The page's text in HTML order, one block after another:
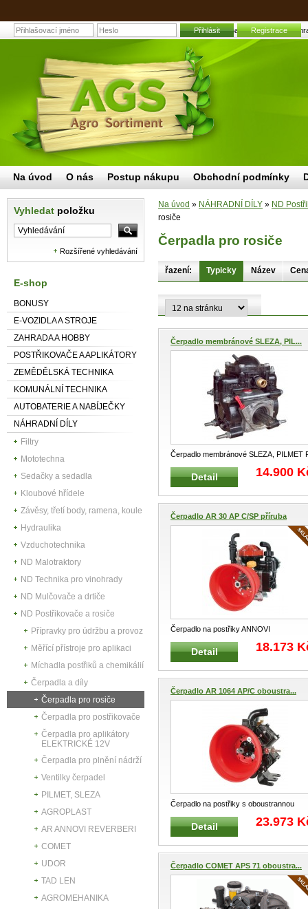
Čerpadla pro rosiče |
Přihlásit Registrace
Vyhledat položku
Rozšířené vyhledávání
E-shop
BONUSY
E-VOZIDLA A STROJE
ZAHRADA A HOBBY
POSTŘIKOVAČE A APLIKÁTORY
ZEMĚDĚLSKÁ TECHNIKA
KOMUNÁLNÍ TECHNIKA
AUTOBATERIE A NABÍJEČKY
NÁHRADNÍ DÍLY
Filtry
Mototechna
Sedačky a sedadla
Kloubové hřídele
Závěsy, třetí body, ramena, koule
Hydraulika
Vzduchotechnika
ND Malotraktory
ND Technika pro vinohrady
ND Mulčovače a drtiče
ND Postřikovače a rosiče
Přípravky pro údržbu a provoz
Měřící přístroje pro aplikaci
Míchadla postřiků a chemikálií
Čerpadla a díly
Čerpadla pro rosiče
Čerpadla pro postřikovače
Čerpadla pro aplikátory
ELEKTRICKÉ 12V
Čerpadla pro plnění nádrží
Ventilky čerpadel
PILMET, SLEZA
AGROPLAST
AR ANNOVI REVERBERI
COMET
UDOR
TAD LEN
AGROMEHANIKA
Na úvod » NÁHRADNÍ DÍLY » ND
rosiče
Čerpadla pro rosiče
řazení: Typicky Název
Čerpadlo membránové SLEZA, PIL...
Čerpadlo membránové SLEZA, PILMET
60 s oboustrannou hřídelí Vhodné
Detail 14.900
Čerpadlo AR 30 AP C/SP příruba
Čerpadlo na postřiky ANNOVI
REVERBERI AR 30 AP C/SP verze
...
Detail 18.173
Čerpadlo AR 1064 AP/C oboustra...
Čerpadlo na postřiky s oboustrannou
hřídelí ANNOVI REVERBERI AR 1064 AP
...
Detail 23.973
Čerpadlo COMET APS 71 oboustra...
Na úvod O nás Postup nákupu Obchodní podmínky